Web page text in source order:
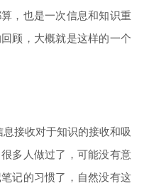
，也是一次信息和知识重
顾，大概就是这样的一个
接收对于知识的接收和吸
多人做过了，可能没有意
记的习惯了，自然没有这